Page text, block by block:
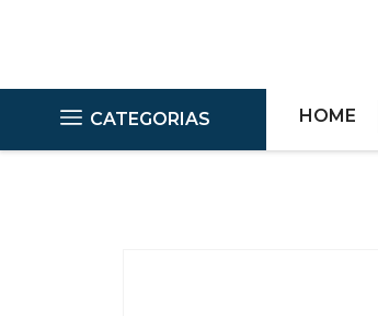
CATEGORIAS HOME